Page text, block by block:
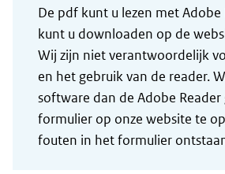
De pdf kunt u lezen met Adobe
kunt u downloaden op de
Wij zijn niet verantwoordelijk
en het gebruik van de reader.
software dan de Adobe
formulier op onze website te
fouten in het formulier